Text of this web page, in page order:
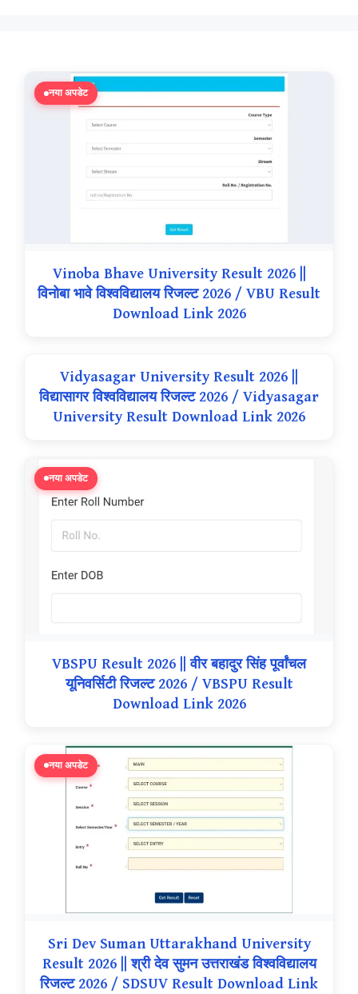
नया अपडेट
Vinoba Bhave University Result 2026 ||
विनोबा भावे विश्वविद्यालय रिजल्ट 2026 / VBU Result
Download Link 2026
Vidyasagar University Result 2026 ||
विद्यासागर विश्वविद्यालय रिजल्ट 2026 / Vidyasagar
University Result Download Link 2026
नया अपडेट
VBSPU Result 2026 || वीर बहादुर सिंह पूर्वांचल
यूनिवर्सिटी रिजल्ट 2026 / VBSPU Result
Download Link 2026
नया अपडेट
Sri Dev Suman Uttarakhand University
Result 2026 || श्री देव सुमन उत्तराखंड विश्वविद्यालय
रिजल्ट 2026 / SDSUV Result Download Link